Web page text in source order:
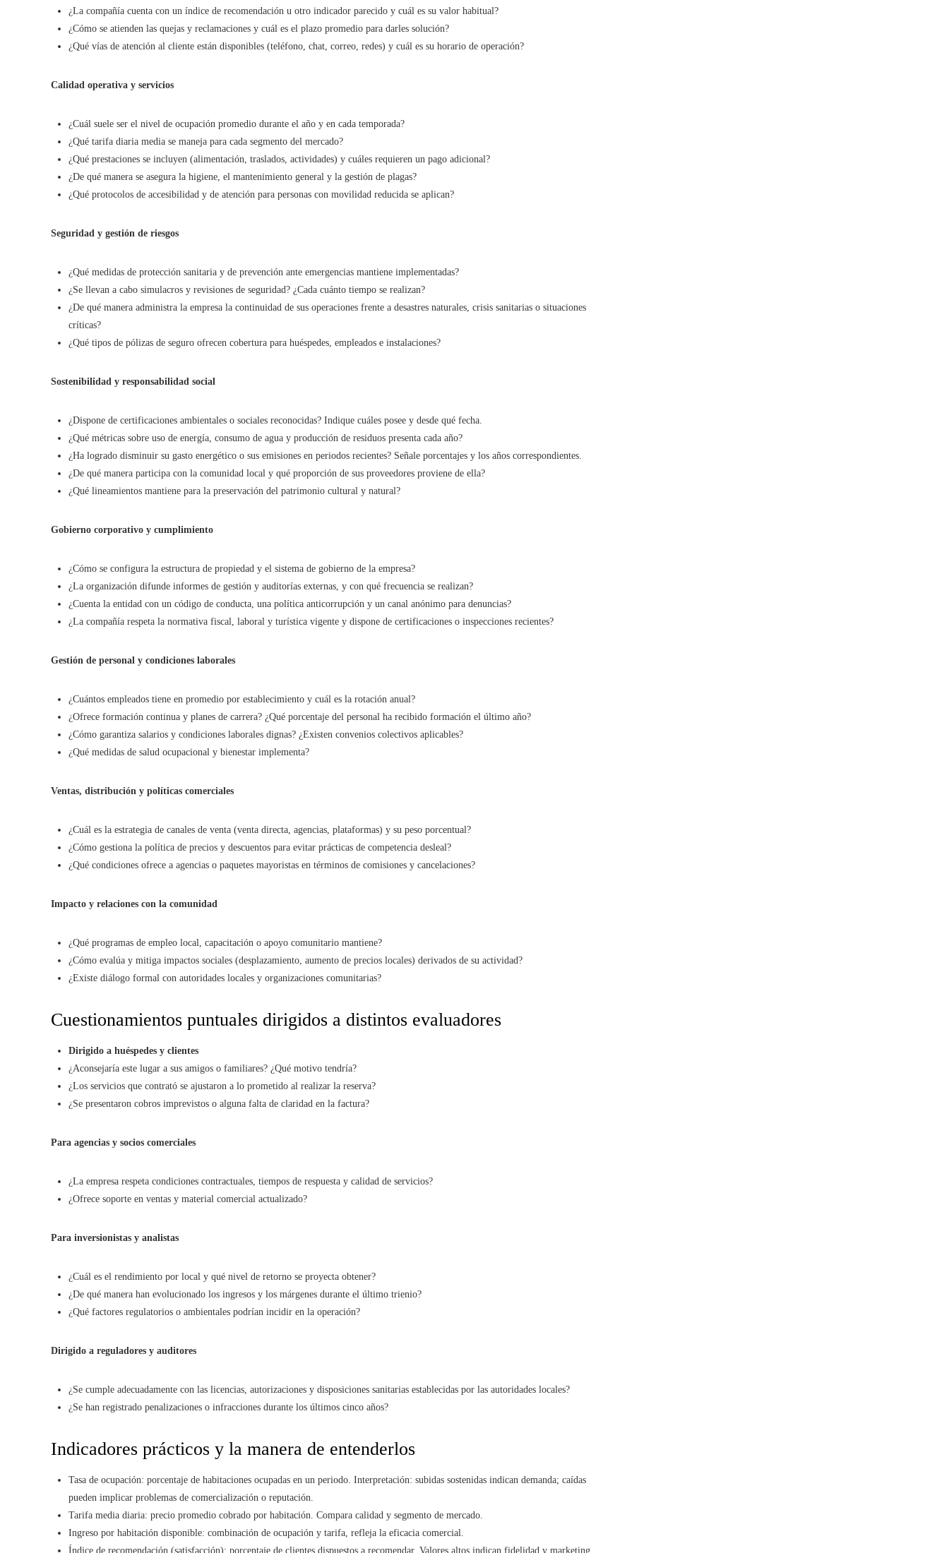
¿La compañía cuenta con un índice de recomendación u otro indicador parecido y cuál es su valor habitual?
¿Cómo se atienden las quejas y reclamaciones y cuál es el plazo promedio para darles solución?
¿Qué vías de atención al cliente están disponibles (teléfono, chat, correo, redes) y cuál es su horario de operación?
Calidad operativa y servicios
¿Cuál suele ser el nivel de ocupación promedio durante el año y en cada temporada?
¿Qué tarifa diaria media se maneja para cada segmento del mercado?
¿Qué prestaciones se incluyen (alimentación, traslados, actividades) y cuáles requieren un pago adicional?
¿De qué manera se asegura la higiene, el mantenimiento general y la gestión de plagas?
¿Qué protocolos de accesibilidad y de atención para personas con movilidad reducida se aplican?
Seguridad y gestión de riesgos
¿Qué medidas de protección sanitaria y de prevención ante emergencias mantiene implementadas?
¿Se llevan a cabo simulacros y revisiones de seguridad? ¿Cada cuánto tiempo se realizan?
¿De qué manera administra la empresa la continuidad de sus operaciones frente a desastres naturales, crisis sanitarias o situaciones
críticas?
¿Qué tipos de pólizas de seguro ofrecen cobertura para huéspedes, empleados e instalaciones?
Sostenibilidad y responsabilidad social
¿Dispone de certificaciones ambientales o sociales reconocidas? Indique cuáles posee y desde qué fecha.
¿Qué métricas sobre uso de energía, consumo de agua y producción de residuos presenta cada año?
¿Ha logrado disminuir su gasto energético o sus emisiones en periodos recientes? Señale porcentajes y los años correspondientes.
¿De qué manera participa con la comunidad local y qué proporción de sus proveedores proviene de ella?
¿Qué lineamientos mantiene para la preservación del patrimonio cultural y natural?
Gobierno corporativo y cumplimiento
¿Cómo se configura la estructura de propiedad y el sistema de gobierno de la empresa?
¿La organización difunde informes de gestión y auditorías externas, y con qué frecuencia se realizan?
¿Cuenta la entidad con un código de conducta, una política anticorrupción y un canal anónimo para denuncias?
¿La compañía respeta la normativa fiscal, laboral y turística vigente y dispone de certificaciones o inspecciones recientes?
Gestión de personal y condiciones laborales
¿Cuántos empleados tiene en promedio por establecimiento y cuál es la rotación anual?
¿Ofrece formación continua y planes de carrera? ¿Qué porcentaje del personal ha recibido formación el último año?
¿Cómo garantiza salarios y condiciones laborales dignas? ¿Existen convenios colectivos aplicables?
¿Qué medidas de salud ocupacional y bienestar implementa?
Ventas, distribución y políticas comerciales
¿Cuál es la estrategia de canales de venta (venta directa, agencias, plataformas) y su peso porcentual?
¿Cómo gestiona la política de precios y descuentos para evitar prácticas de competencia desleal?
¿Qué condiciones ofrece a agencias o paquetes mayoristas en términos de comisiones y cancelaciones?
Impacto y relaciones con la comunidad
¿Qué programas de empleo local, capacitación o apoyo comunitario mantiene?
¿Cómo evalúa y mitiga impactos sociales (desplazamiento, aumento de precios locales) derivados de su actividad?
¿Existe diálogo formal con autoridades locales y organizaciones comunitarias?
Cuestionamientos puntuales dirigidos a distintos evaluadores
Dirigido a huéspedes y clientes
¿Aconsejaría este lugar a sus amigos o familiares? ¿Qué motivo tendría?
¿Los servicios que contrató se ajustaron a lo prometido al realizar la reserva?
¿Se presentaron cobros imprevistos o alguna falta de claridad en la factura?
Para agencias y socios comerciales
¿La empresa respeta condiciones contractuales, tiempos de respuesta y calidad de servicios?
¿Ofrece soporte en ventas y material comercial actualizado?
Para inversionistas y analistas
¿Cuál es el rendimiento por local y qué nivel de retorno se proyecta obtener?
¿De qué manera han evolucionado los ingresos y los márgenes durante el último trienio?
¿Qué factores regulatorios o ambientales podrían incidir en la operación?
Dirigido a reguladores y auditores
¿Se cumple adecuadamente con las licencias, autorizaciones y disposiciones sanitarias establecidas por las autoridades locales?
¿Se han registrado penalizaciones o infracciones durante los últimos cinco años?
Indicadores prácticos y la manera de entenderlos
Tasa de ocupación: porcentaje de habitaciones ocupadas en un periodo. Interpretación: subidas sostenidas indican demanda; caídas
pueden implicar problemas de comercialización o reputación.
Tarifa media diaria: precio promedio cobrado por habitación. Compara calidad y segmento de mercado.
Ingreso por habitación disponible: combinación de ocupación y tarifa, refleja la eficacia comercial.
Índice de recomendación (satisfacción): porcentaje de clientes dispuestos a recomendar. Valores altos indican fidelidad y marketing